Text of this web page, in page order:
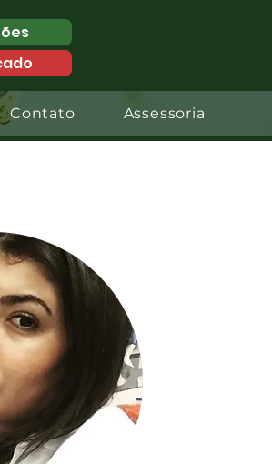
Contato Assessoria